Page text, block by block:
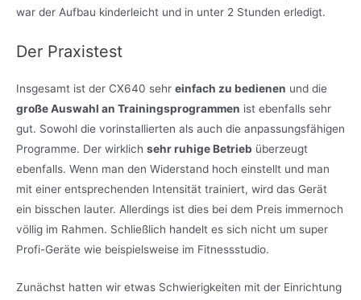
war der Aufbau kinderleicht und in unter 2 Stunden erledigt.
Der Praxistest
Insgesamt ist der CX640 sehr einfach zu bedienen und die
große Auswahl an Trainingsprogrammen ist ebenfalls sehr
gut. Sowohl die vorinstallierten als auch die anpassungsfähigen
Programme. Der wirklich sehr ruhige Betrieb überzeugt
ebenfalls. Wenn man den Widerstand hoch einstellt und man
mit einer entsprechenden Intensität trainiert, wird das Gerät
ein bisschen lauter. Allerdings ist dies bei dem Preis immernoch
völlig im Rahmen. Schließlich handelt es sich nicht um super
Profi-Geräte wie beispielsweise im Fitnessstudio.
Zunächst hatten wir etwas Schwierigkeiten mit der Einrichtung